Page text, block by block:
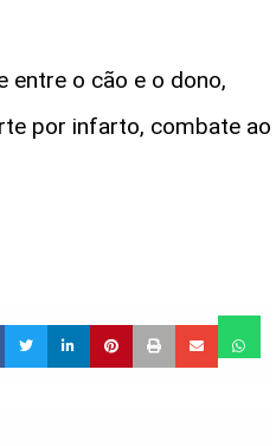
entre o cão e o dono,
por infarto, combate ao